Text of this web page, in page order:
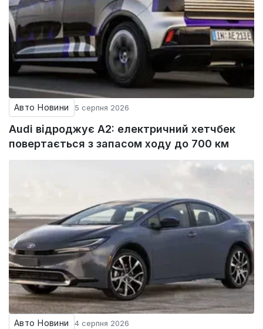
Авто Новини 5 серпня 2026
Audi відроджує A2: електричний хетчбек
повертається з запасом ходу до 700 км
Авто Новини 4 серпня 2026